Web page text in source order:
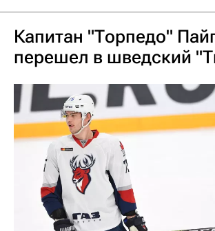
Капитан "Торпедо"
перешел в шведский